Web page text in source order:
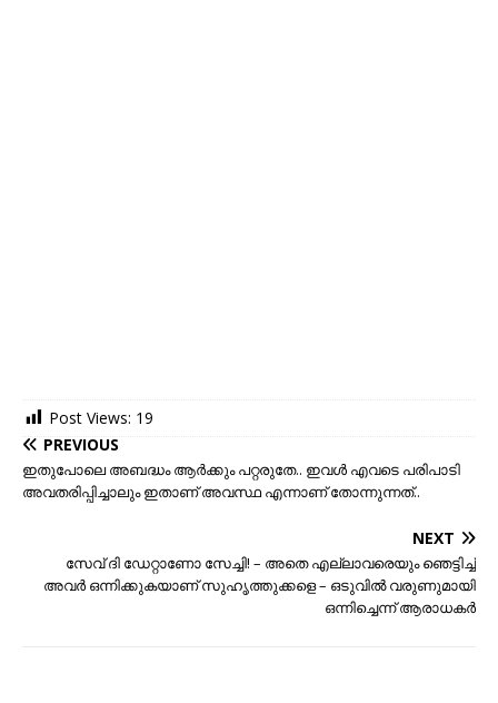
Post Views: 19
PREVIOUS
ഇതുപോലെ അബദ്ധം ആര്‍ക്കും പറ്റരുതേ.. ഇവള്‍ എവടെ പരിപാടി
അവതരിപ്പിച്ചാലും ഇതാണ് അവസ്ഥ എന്നാണ് തോന്നുന്നത്..
NEXT
സേവ് ദി ഡേറ്റാണോ സേച്ചി! – അതെ എല്ലാവരെയും ഞെട്ടിച്ച്‌
അവര്‍ ഒന്നിക്കുകയാണ് സുഹൃത്തുക്കളെ – ഒടുവിൽ വരുണുമായി
ഒന്നിച്ചെന്ന് ആരാധകർ